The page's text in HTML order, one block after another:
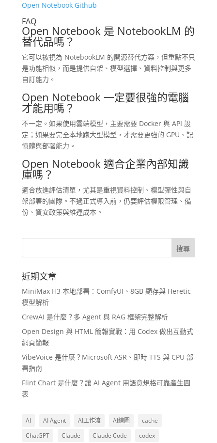
Open Notebook Github
FAQ
Open Notebook 是 NotebookLM 的
替代品嗎？
它可以被視為 NotebookLM 的開源替代方案，但重點不只
是功能相似，而是提供自架、模型選擇、資料控制與更多
自訂能力。
Open Notebook 一定要很強的電腦
才能用嗎？
不一定。如果使用雲端模型，主要需要 Docker 與 API 設
定；如果要完全本地跑大型模型，才需要更強的 GPU、記
憶體與部署能力。
Open Notebook 適合企業內部知識
庫嗎？
適合放進評估清單，尤其是重視資料控制、模型彈性與自
架部署的團隊。不過正式導入前，仍要評估權限管理、備
份、資安政策與維運成本。
近期文章
MiniMax H3 本地部署：ComfyUI、8GB 顯存與 Heretic
模型解析
CrewAI 是什麼？多 Agent 與 RAG 框架完整解析
Open Design 與 HTML 簡報實戰：用 Codex 做出互動式
網頁簡報
VibeVoice 是什麼？Microsoft ASR、即時 TTS 與 CPU 部
署指南
Flint Chart 是什麼？讓 AI Agent 用語意規格可靠產生圖
表
AI AI Agent AI工作流 AI繪圖
cache
ChatGPT
Claude Claude Code
codex